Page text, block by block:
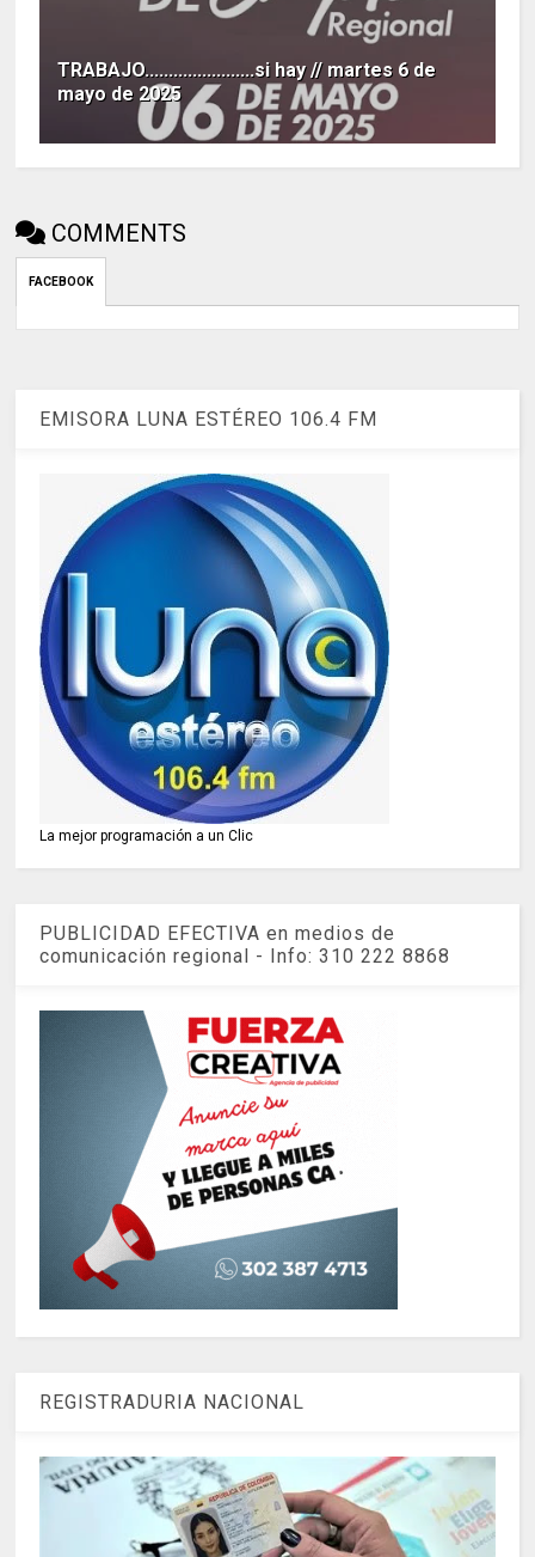
TRABAJO.......................si hay // martes 6 de
mayo de 2025
COMMENTS
FACEBOOK
EMISORA LUNA ESTÉREO 106.4 FM
La mejor programación a un Clic
PUBLICIDAD EFECTIVA en medios de
comunicación regional - Info: 310 222 8868
REGISTRADURIA NACIONAL